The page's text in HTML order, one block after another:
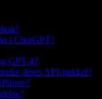
i ChatGPT?
GPT-4?
deres API-nøkkel?